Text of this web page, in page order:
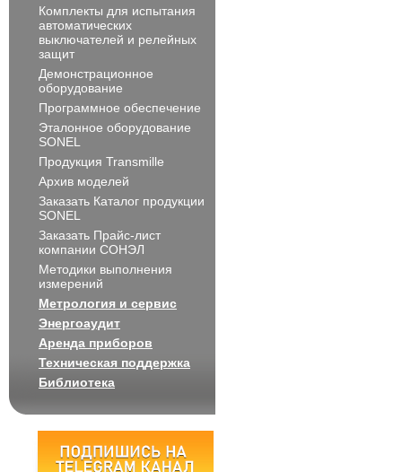
Комплекты для испытания
автоматических
выключателей и релейных
защит
Демонстрационное
оборудование
Программное обеспечение
Эталонное оборудование
SONEL
Продукция Transmille
Архив моделей
Заказать Каталог продукции
SONEL
Заказать Прайс-лист
компании СОНЭЛ
Методики выполнения
измерений
Метрология и сервис
Энергоаудит
Аренда приборов
Техническая поддержка
Библиотека